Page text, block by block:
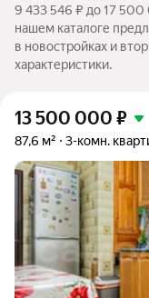
9 433 546 ₽ до 17
нашем каталоге
в новостройках и
характеристики.
13 500 000 ₽
87,6 м² 3-комн.